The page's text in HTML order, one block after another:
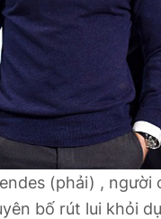
(phải) ,
bố rút lui khỏi